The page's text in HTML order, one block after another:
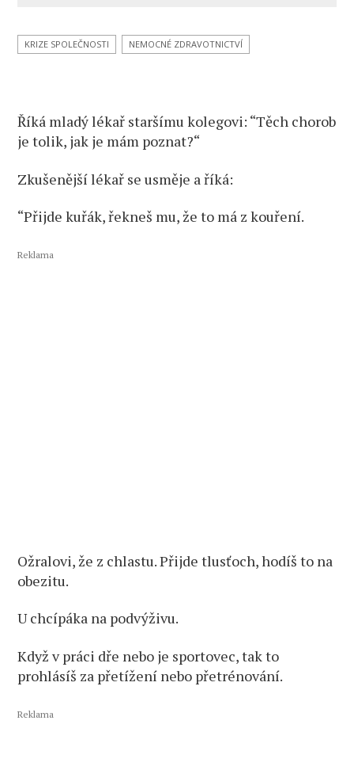
KRIZE SPOLEČNOSTI NEMOCNÉ ZDRAVOTNICTVÍ
Říká mladý lékař staršímu kolegovi: “Těch chorob
je tolik, jak je mám poznat?“
Zkušenější lékař se usměje a říká:
“Přijde kuřák, řekneš mu, že to má z kouření.
Reklama
Ožralovi, že z chlastu. Přijde tlusťoch, hodíš to na
obezitu.
U chcípáka na podvýživu.
Když v práci dře nebo je sportovec, tak to
prohlásíš za přetížení nebo přetrénování.
Reklama